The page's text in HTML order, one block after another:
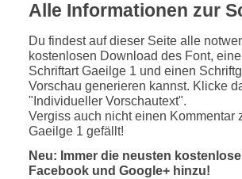
Alle Informationen zur
Du findest auf dieser Seite alle
kostenlosen Download des Font,
Schriftart Gaeilge 1 und einen
Vorschau generieren kannst. Klicke
"Individueller Vorschautext".
Vergiss auch nicht einen Kommentar
Gaeilge 1 gefällt!
Neu: Immer die neusten
Facebook und Google+ hinzu!